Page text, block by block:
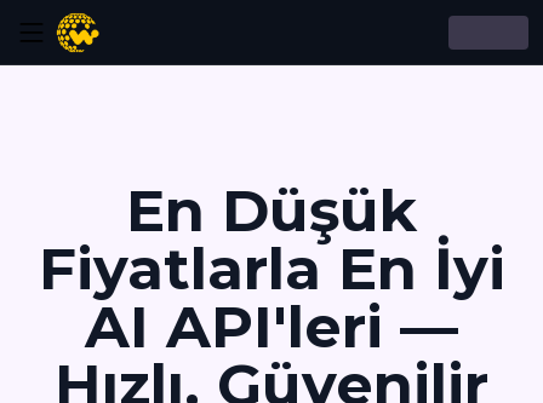
En Düşük
Fiyatlarla En İyi
AI API'leri —
Hızlı, Güvenilir